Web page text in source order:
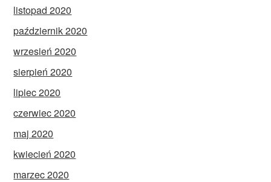
listopad 2020
październik 2020
wrzesień 2020
sierpień 2020
lipiec 2020
czerwiec 2020
maj 2020
kwiecień 2020
marzec 2020